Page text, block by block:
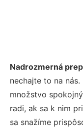
Nadrozmerná
nechajte to na
množstvo
radi, ak sa k nim
sa snažíme